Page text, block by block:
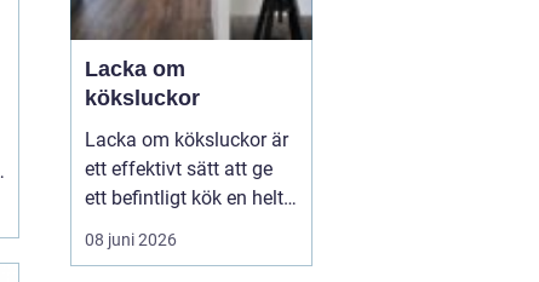
Lacka om
köksluckor
Lacka om köksluckor är
ett effektivt sätt att ge
ett befintligt kök en helt
ny känsla utan att byta
stommar eller
08 juni 2026